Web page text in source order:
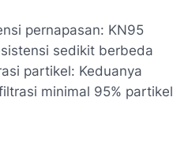
pernapasan: KN95
sedikit berbeda
partikel: Keduanya
minimal 95% partikel